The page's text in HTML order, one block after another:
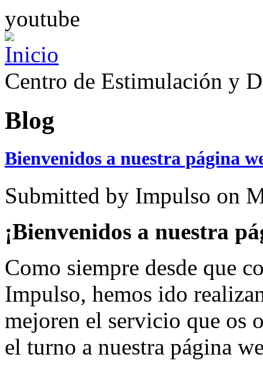
youtube
Centro de Estimulación y
Blog
Bienvenidos a nuestra página
Submitted by Impulso on
¡Bienvenidos a nuestra
Como siempre desde que
Impulso, hemos ido
mejoren el servicio que os
el turno a nuestra página